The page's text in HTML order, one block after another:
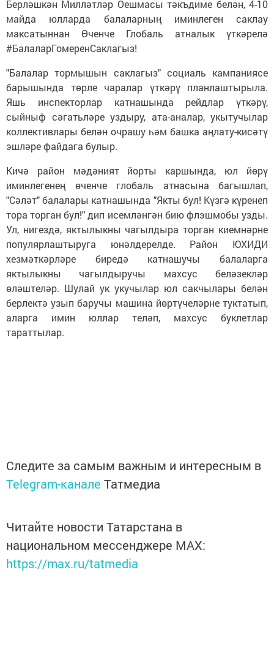
Берләшкән Милләтләр Оешмасы тәкъдиме белән, 4-10
майда юлларда балаларның иминлеген саклау
максатыннан Өченче Глобаль атналык үткәрелә
#БалаларГомеренСаклагыз!
"Балалар тормышын саклагыз" социаль кампаниясе
барышында төрле чаралар үткәрү планлаштырыла.
Яшь инспекторлар катнашында рейдлар үткәрү,
сыйныф сәгатьләре уздыру, ата-аналар, укытучылар
коллективлары белән очрашу һәм башка аңлату-кисәтү
эшләре файдага булыр.
Кичә район мәдәният йорты каршында, юл йөрү
иминлегенең өченче глобаль атнасына багышлап,
"Сәләт" балалары катнашында "Якты бул! Күзгә күренеп
тора торган бул!" дип исемләнгән бию флэшмобы узды.
Ул, нигездә, яктылыкны чагылдыра торган киемнәрне
популярлаштыруга юнәлдерелде. Район ЮХИДИ
хезмәткәрләре биредә катнашучы балаларга
яктылыкны чагылдыручы махсус беләзекләр
өләштеләр. Шулай ук укучылар юл сакчылары белән
берлектә узып баручы машина йөртүчеләрне туктатып,
аларга имин юллар теләп, махсус буклетлар
тараттылар.
Следите за самым важным и интересным в
Telegram-канале Татмедиа
Читайте новости Татарстана в
национальном мессенджере MАХ:
https://max.ru/tatmedia